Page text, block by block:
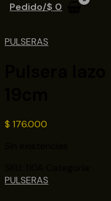
Pedido/$ 0
PULSERAS
$ 176.000
PULSERAS